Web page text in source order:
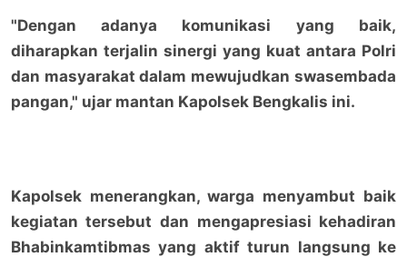
"Dengan adanya komunikasi yang baik,
diharapkan terjalin sinergi yang kuat antara Polri
dan masyarakat dalam mewujudkan swasembada
pangan," ujar mantan Kapolsek Bengkalis ini.
Kapolsek menerangkan, warga menyambut baik
kegiatan tersebut dan mengapresiasi kehadiran
Bhabinkamtibmas yang aktif turun langsung ke